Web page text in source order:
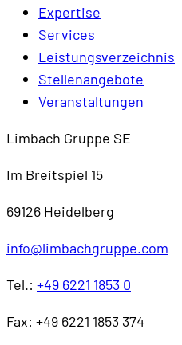
Expertise
Services
Leistungsverzeichnis
Stellenangebote
Veranstaltungen
Limbach Gruppe SE
Im Breitspiel 15
69126 Heidelberg
info@limbachgruppe.com
Tel.: +49 6221 1853 0
Fax: +49 6221 1853 374